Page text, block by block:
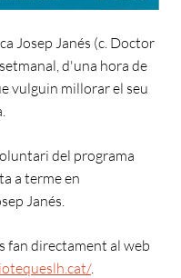
Josep Janés (c. Doctor
d'una hora de
vulguin millorar el seu
del programa
a terme en
Janés.
fan directament al web
.